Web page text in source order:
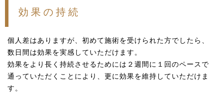
効果の持続
個人差はありますが、初めて施術を受けられた方でしたら、
数日間は効果を実感していただけます。
効果をより長く持続させるためには２週間に１回のペースで
通っていただくことにより、更に効果を維持していただけま
す。